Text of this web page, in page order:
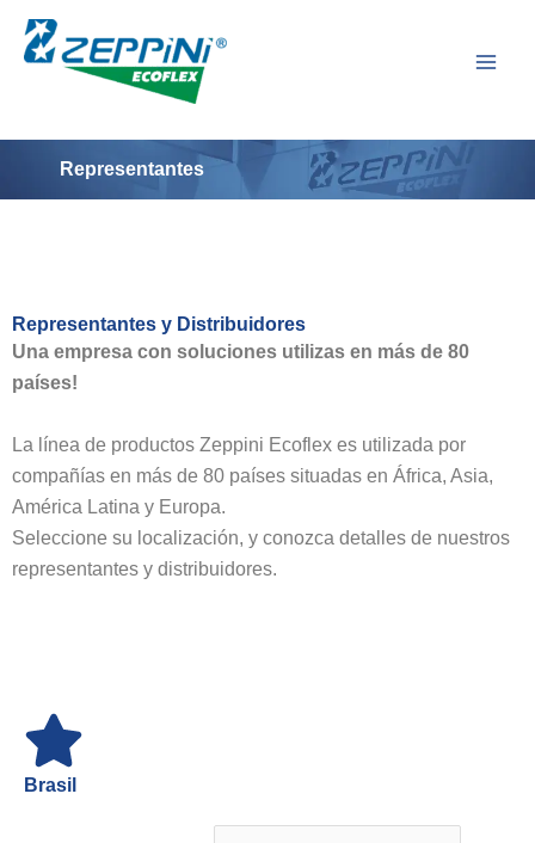
contenido
Representantes
Representantes y Distribuidores
Una empresa con soluciones utilizas en más de 80
países!
La línea de productos Zeppini Ecoflex es utilizada por
compañías en más de 80 países situadas en África, Asia,
América Latina y Europa.
Seleccione su localización, y conozca detalles de nuestros
representantes y distribuidores.
Brasil